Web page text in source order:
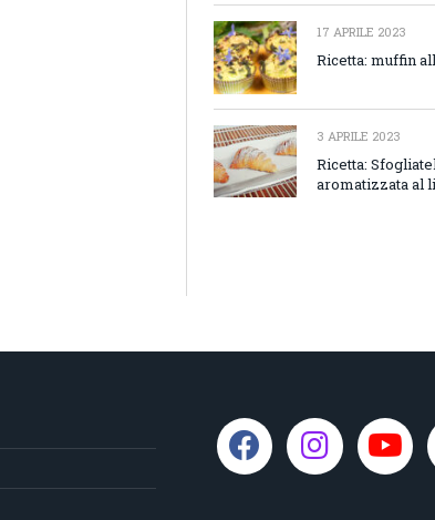
17 APRILE 2023
Ricetta: muffin
3 APRILE 2023
Ricetta:
aromatizzata al